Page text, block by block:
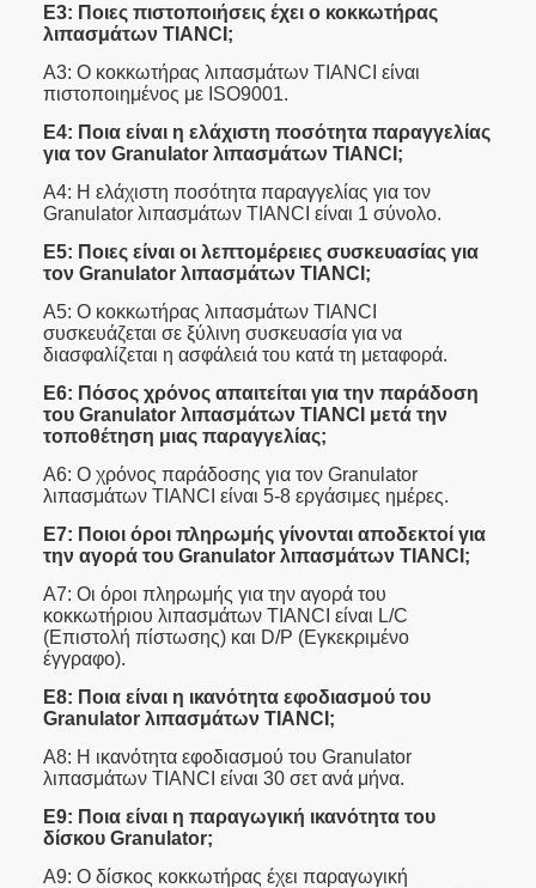
Ε3: Ποιες πιστοποιήσεις έχει ο κοκκωτήρας
λιπασμάτων TIANCI;
Α3: Ο κοκκωτήρας λιπασμάτων TIANCI είναι
πιστοποιημένος με ISO9001.
Ε4: Ποια είναι η ελάχιστη ποσότητα παραγγελίας
για τον Granulator λιπασμάτων TIANCI;
Α4: Η ελάχιστη ποσότητα παραγγελίας για τον
Granulator λιπασμάτων TIANCI είναι 1 σύνολο.
Ε5: Ποιες είναι οι λεπτομέρειες συσκευασίας για
τον Granulator λιπασμάτων TIANCI;
Α5: Ο κοκκωτήρας λιπασμάτων TIANCI
συσκευάζεται σε ξύλινη συσκευασία για να
διασφαλίζεται η ασφάλειά του κατά τη μεταφορά.
Ε6: Πόσος χρόνος απαιτείται για την παράδοση
του Granulator λιπασμάτων TIANCI μετά την
τοποθέτηση μιας παραγγελίας;
Α6: Ο χρόνος παράδοσης για τον Granulator
λιπασμάτων TIANCI είναι 5-8 εργάσιμες ημέρες.
Ε7: Ποιοι όροι πληρωμής γίνονται αποδεκτοί για
την αγορά του Granulator λιπασμάτων TIANCI;
Α7: Οι όροι πληρωμής για την αγορά του
κοκκωτήριου λιπασμάτων TIANCI είναι L/C
(Επιστολή πίστωσης) και D/P (Εγκεκριμένο
έγγραφο).
Ε8: Ποια είναι η ικανότητα εφοδιασμού του
Granulator λιπασμάτων TIANCI;
Α8: Η ικανότητα εφοδιασμού του Granulator
λιπασμάτων TIANCI είναι 30 σετ ανά μήνα.
Ε9: Ποια είναι η παραγωγική ικανότητα του
δίσκου Granulator;
Α9: Ο δίσκος κοκκωτήρας έχει παραγωγική